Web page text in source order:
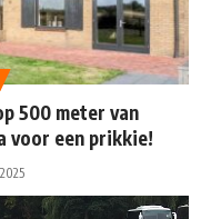
500 meter van
voor een prikkie!